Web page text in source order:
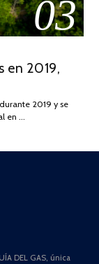
03
en 2019,
2019 y se
en …
DEL GAS, única